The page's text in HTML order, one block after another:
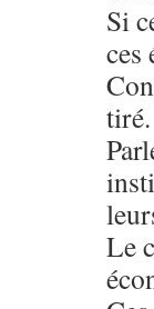
Si
ces
tiré.
Le